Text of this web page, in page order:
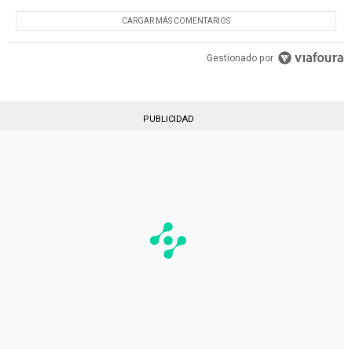
CARGAR MÁS COMENTARIOS
Gestionado por
PUBLICIDAD